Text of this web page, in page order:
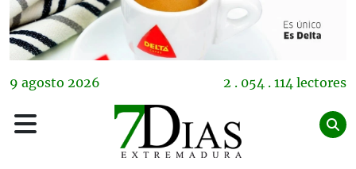
9 agosto 2026 2 . 054 . 114 lectores